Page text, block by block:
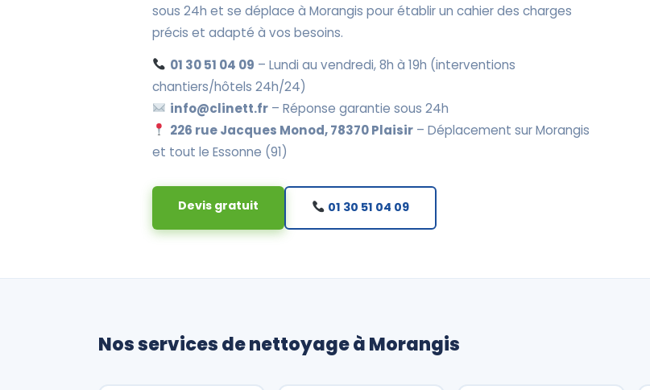
sous 24h et se déplace à Morangis pour établir un cahier des charges
précis et adapté à vos besoins.
01 30 51 04 09 – Lundi au vendredi, 8h à 19h (interventions
chantiers/hôtels 24h/24)
info@clinett.fr– Réponse garantie sous 24h
226 rue Jacques Monod, 78370 Plaisir– Déplacement sur Morangis
et tout le Essonne (91)
Devis gratuit 01 30 51 04 09
Nos services de nettoyage à Morangis